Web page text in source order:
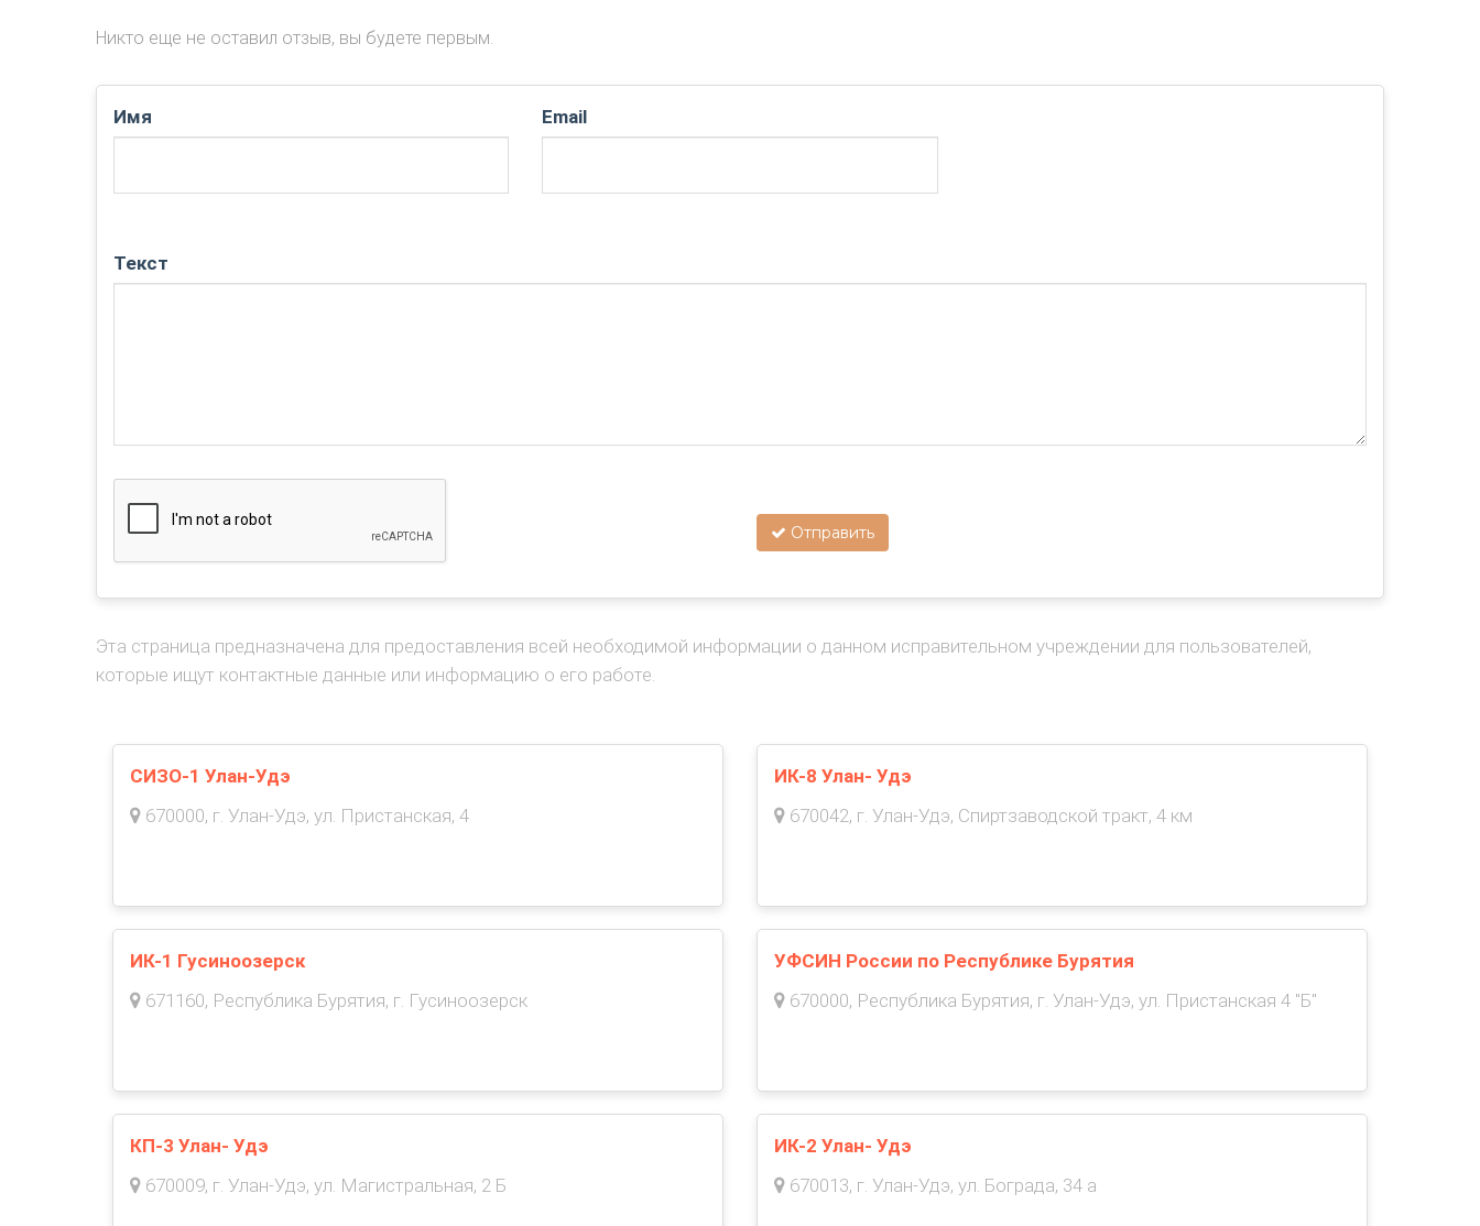
Никто еще не оставил отзыв, вы будете первым.
Имя Email
Текст
Отправить
Эта страница предназначена для предоставления всей необходимой информации о данном исправительном учреждении для пользователей,
которые ищут контактные данные или информацию о его работе.
СИЗО-1 Улан-Удэ
670000, г. Улан-Удэ, ул. Пристанская, 4
ИК-8 Улан- Удэ
670042, г. Улан-Удэ, Спиртзаводской тракт, 4 км
ИК-1 Гусиноозерск
671160, Республика Бурятия, г. Гусиноозерск
УФСИН России по Республике Бурятия
670000, Республика Бурятия, г. Улан-Удэ, ул. Пристанская 4 "Б"
КП-3 Улан- Удэ
670009, г. Улан-Удэ, ул. Магистральная, 2 Б
ИК-2 Улан- Удэ
670013, г. Улан-Удэ, ул. Бограда, 34 а